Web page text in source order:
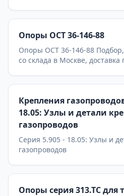
Опоры ОСТ 36-146-88
Опоры ОСТ 36-146-88
со склада в Москве, доставка
Крепления
18.05: Узлы и детали
газопроводов
Серия 5.905 - 18.05: Узлы и
газопроводов
Опоры серия 313.ТС для